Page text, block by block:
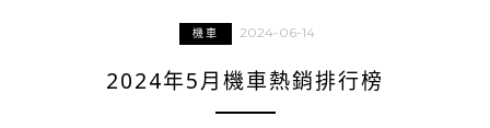
機車 2024-06-14
2024年5月機車熱銷排行榜